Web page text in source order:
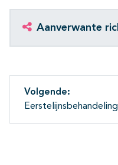
Aanverwante
Volgende: